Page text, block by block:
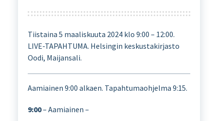
Tiistaina 5 maaliskuuta 2024 klo 9:00 – 12:00.
LIVE-TAPAHTUMA. Helsingin keskustakirjasto
Oodi, Maijansali.
Aamiainen 9:00 alkaen. Tapahtumaohjelma 9:15.
9:00– Aamiainen –